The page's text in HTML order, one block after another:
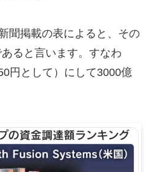
聞掲載の表によると、その
ると言います。すなわ
円として）にして3000億